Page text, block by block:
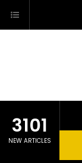
content
3101
NEW ARTICLES
ตรกำจัดเพลี้ย มด